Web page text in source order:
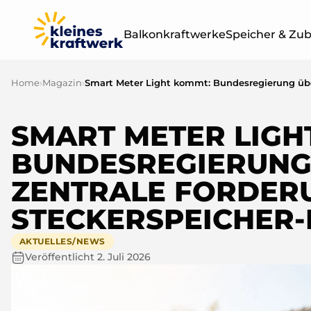
Balkonkraftwerke
400W
800W
1000W
1500W
OHNE
Speicher &
Home›Magazin›
SMART METER
ZENTRALE
AKTUELLES/NEWS
Veröffentlicht 2. Juli 2026